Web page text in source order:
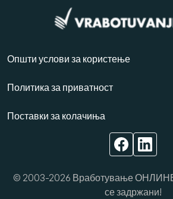
Општи услови за користење
Политика за приватност
Поставки за колачиња
© 2003-2026 Вработување
се задржани!